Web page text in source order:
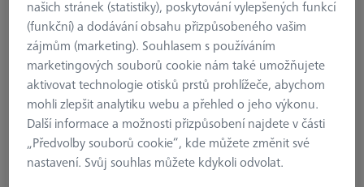
našich stránek (statistiky), poskytování vylepšených funkcí
(funkční) a dodávání obsahu přizpůsobeného vašim
zájmům (marketing). Souhlasem s používáním
marketingových souborů cookie nám také umožňujete
aktivovat technologie otisků prstů prohlížeče, abychom
mohli zlepšit analytiku webu a přehled o jeho výkonu.
Další informace a možnosti přizpůsobení najdete v části
„Předvolby souborů cookie“, kde můžete změnit své
nastavení. Svůj souhlas můžete kdykoli odvolat.